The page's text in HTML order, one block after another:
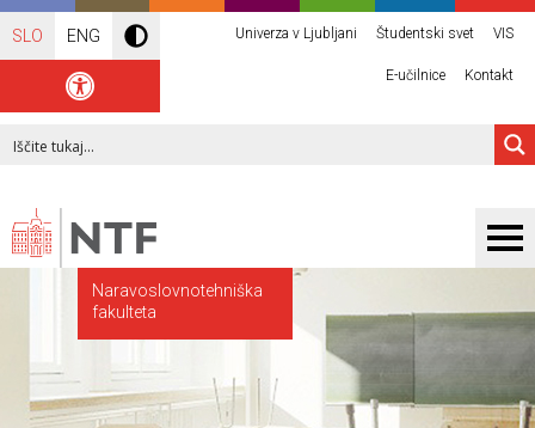
SLO ENG Univerza v Ljubljani Študentski svet VIS
E-učilnice Kontakt
Naravoslovnotehniška
fakulteta